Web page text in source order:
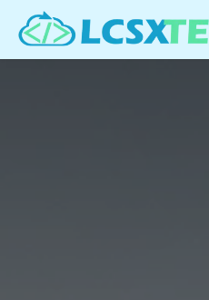
Se rendre au contenu